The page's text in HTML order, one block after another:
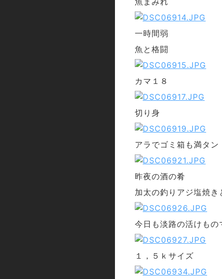
一時間弱
魚と格闘
カマ１８
切り身
アラでゴミ箱も満タン
昨夜の酒の肴
加太の釣りアジ塩焼
今日も淡路の活けもの
１，５ｋサイズ